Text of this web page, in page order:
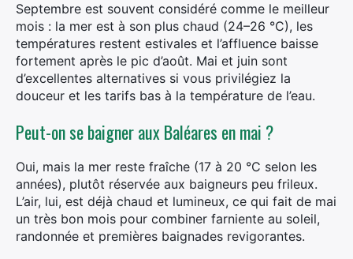
Septembre est souvent considéré comme le meilleur
mois : la mer est à son plus chaud (24–26 °C), les
températures restent estivales et l’affluence baisse
fortement après le pic d’août. Mai et juin sont
d’excellentes alternatives si vous privilégiez la
douceur et les tarifs bas à la température de l’eau.
Peut-on se baigner aux Baléares en mai ?
Oui, mais la mer reste fraîche (17 à 20 °C selon les
années), plutôt réservée aux baigneurs peu frileux.
L’air, lui, est déjà chaud et lumineux, ce qui fait de mai
un très bon mois pour combiner farniente au soleil,
randonnée et premières baignades revigorantes.